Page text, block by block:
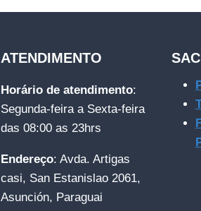
ATENDIMENTO
Horário de atendimento:
Segunda-feira a Sexta-feira
das 08:00 as 23hrs
Endereço: Avda. Artigas
casi, San Estanislao 2061,
Asunción, Paraguai
SAC